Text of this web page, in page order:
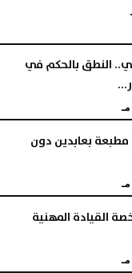
النطق بالحكم في
بعابدين دون
القيادة المهنية